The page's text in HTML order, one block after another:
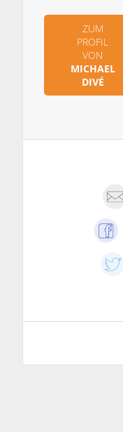
ZUM
PROFIL
VON
MICHAEL
DIVÉ